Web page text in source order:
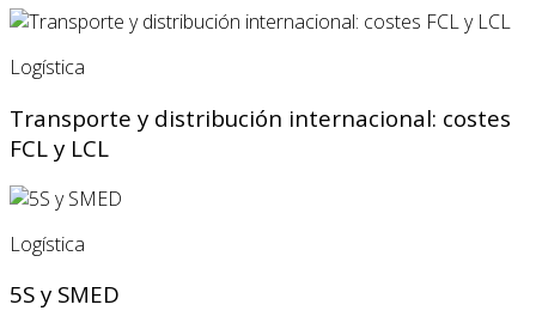
Logística
Transporte y distribución internacional: costes
FCL y LCL
Logística
5S y SMED